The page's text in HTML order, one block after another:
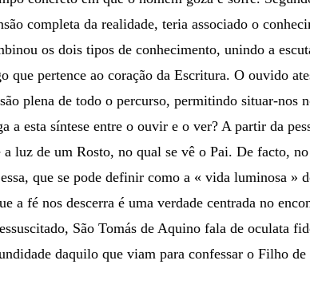
completa da realidade, teria associado o
os dois tipos de conhecimento, unindo a
pertence ao coração da Escritura. O ouvido
plena de todo o percurso, permitindo situar-nos
esta síntese entre o ouvir e o ver? A partir da
de um Rosto, no qual se vê o Pai. De facto,
que se pode definir como a « vida luminosa
a fé nos descerra é uma verdade centrada no
São Tomás de Aquino fala de oculata
daquilo que viam para confessar o Filho